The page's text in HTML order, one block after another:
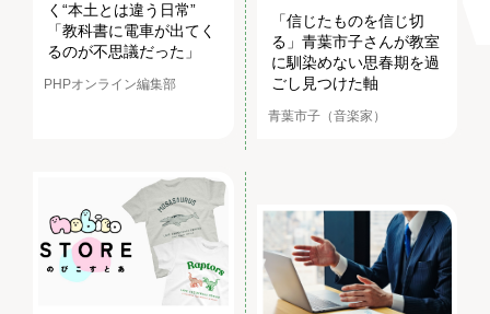
く“本土とは違う日常”
「教科書に電車が出てく
るのが不思議だった」
PHPオンライン編集部
「信じたものを信じ切
る」青葉市子さんが教室
に馴染めない思春期を過
ごし見つけた軸
青葉市子（音楽家）